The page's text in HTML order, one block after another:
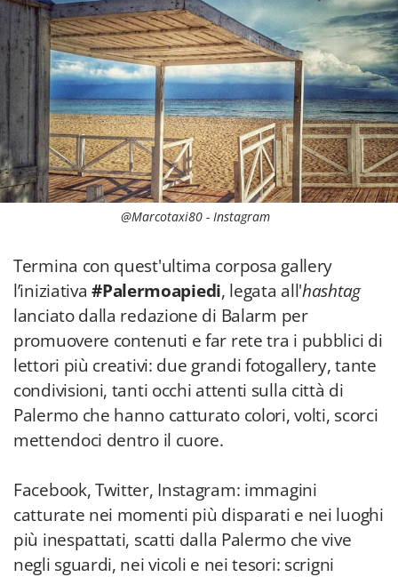
@Marcotaxi80 - Instagram
Termina con quest'ultima corposa gallery
l’iniziativa#Palermoapiedi, legata all'hashtag
lanciato dalla redazione di Balarm per
promuovere contenuti e far rete tra i pubblici di
lettori più creativi: due grandi fotogallery, tante
condivisioni, tanti occhi attenti sulla città di
Palermo che hanno catturato colori, volti, scorci
mettendoci dentro il cuore.
Facebook, Twitter, Instagram: immagini
catturate nei momenti più disparati e nei luoghi
più inespattati, scatti dalla Palermo che vive
negli sguardi, nei vicoli e nei tesori: scrigni